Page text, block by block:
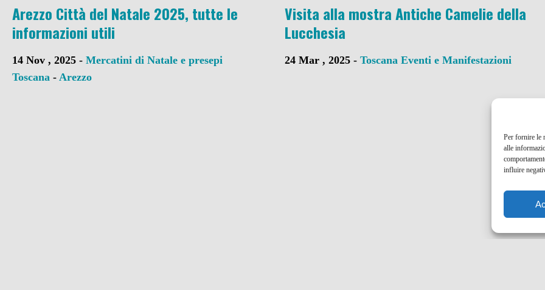
Per fornire le
alle
influire
Arezzo Città del Natale 2025, tutte le
informazioni utili
14 Nov , 2025 -Mercatini di Natale e presepi
Toscana -Arezzo
Visita alla mostra Antiche Camelie della
Lucchesia
24 Mar , 2025 -Toscana Eventi e Manifestazioni